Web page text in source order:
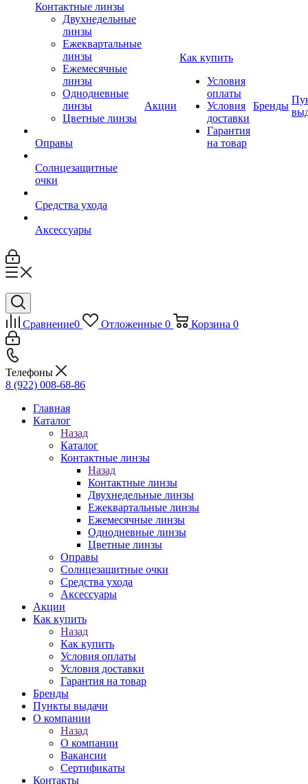
Контактные линзы
Двухнедельные
линзы
Ежеквартальные
линзы
Ежемесячные
линзы
Однодневные
линзы
Цветные линзы
Оправы
Солнцезащитные
очки
Средства ухода
Аксессуары
Акции
Как купить
Условия
оплаты
Условия
доставки
Гарантия
на товар
Бренды
Сравнение0 Отложенные 0 Корзина 0
Телефоны
8 (922) 008-68-86
Главная
Каталог
Назад
Каталог
Контактные линзы
Назад
Контактные линзы
Двухнедельные линзы
Ежеквартальные линзы
Ежемесячные линзы
Однодневные линзы
Цветные линзы
Оправы
Солнцезащитные очки
Средства ухода
Аксессуары
Акции
Как купить
Назад
Как купить
Условия оплаты
Условия доставки
Гарантия на товар
Бренды
Пункты выдачи
О компании
Назад
О компании
Вакансии
Сертификаты
Контакты